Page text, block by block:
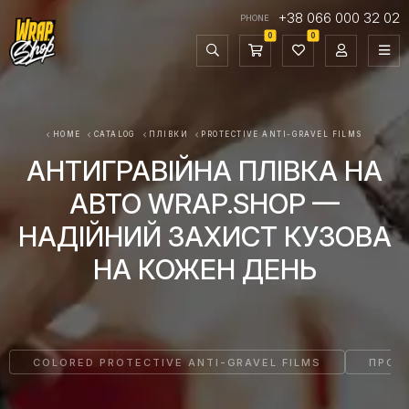
PHONE +38 066 000 32 02
0 0
HOME CATALOG ПЛІВКИ PROTECTIVE ANTI-GRAVEL FILMS
АНТИГРАВІЙНА ПЛІВКА НА
АВТО WRAP.SHOP —
НАДІЙНИЙ ЗАХИСТ КУЗОВА
НА КОЖЕН ДЕНЬ
COLORED PROTECTIVE ANTI-GRAVEL FILMS